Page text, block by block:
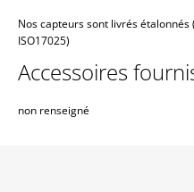
Nos capteurs sont livrés étalonnés
ISO17025)
Accessoires
non renseigné